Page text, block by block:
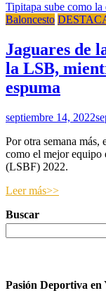
Baloncesto
Jaguares de
la LSB,
espuma
septiembre 14, 2022
Por otra semana
como el mejor equipo
(LSBF) 2022.
Leer más>>
Buscar
Pasión Deportiva en